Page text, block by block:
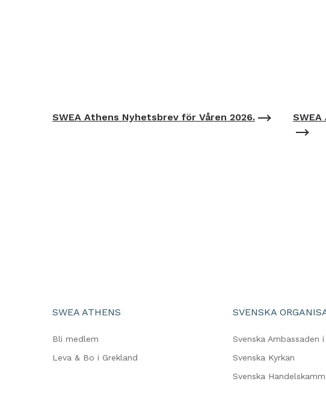
SWEA Athens Nyhetsbrev för Våren 2026.
SWEA ATHENS
Bli medlem
Leva & Bo i Grekland
SVENSKA
Svenska Ambassaden
Svenska Kyrkan
Svenska